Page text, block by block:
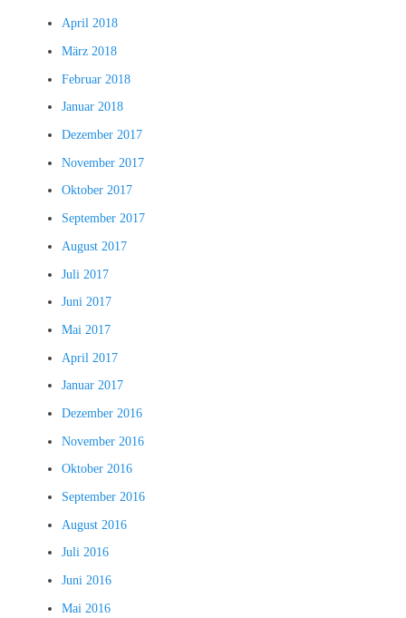
April 2018
März 2018
Februar 2018
Januar 2018
Dezember 2017
November 2017
Oktober 2017
September 2017
August 2017
Juli 2017
Juni 2017
Mai 2017
April 2017
Januar 2017
Dezember 2016
November 2016
Oktober 2016
September 2016
August 2016
Juli 2016
Juni 2016
Mai 2016